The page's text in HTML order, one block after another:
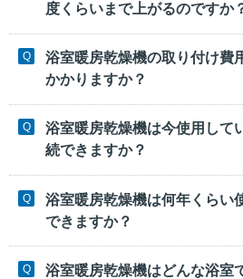
度くらいまで上がるのですか
浴室暖房乾燥機の取り付け費
かかりますか？
浴室暖房乾燥機は今使用して
続できますか？
浴室暖房乾燥機は何年くらい
できますか？
浴室暖房乾燥機はどんな浴室